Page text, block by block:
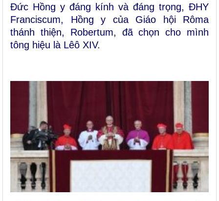
Đức Hồng y đáng kính và đáng trọng, ĐHY
Franciscum, Hồng y của Giáo hội Rôma
thánh thiện, Robertum, đã chọn cho mình
tông hiệu là Lêô XIV.